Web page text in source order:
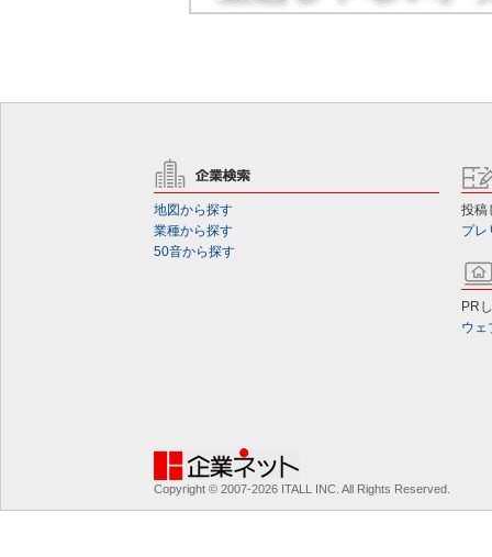
地図から探す
業種から探す
50音から探す
投稿
プレ
PR
ウェ
Copyright © 2007-2026 ITALL INC. All Rights Reserved.